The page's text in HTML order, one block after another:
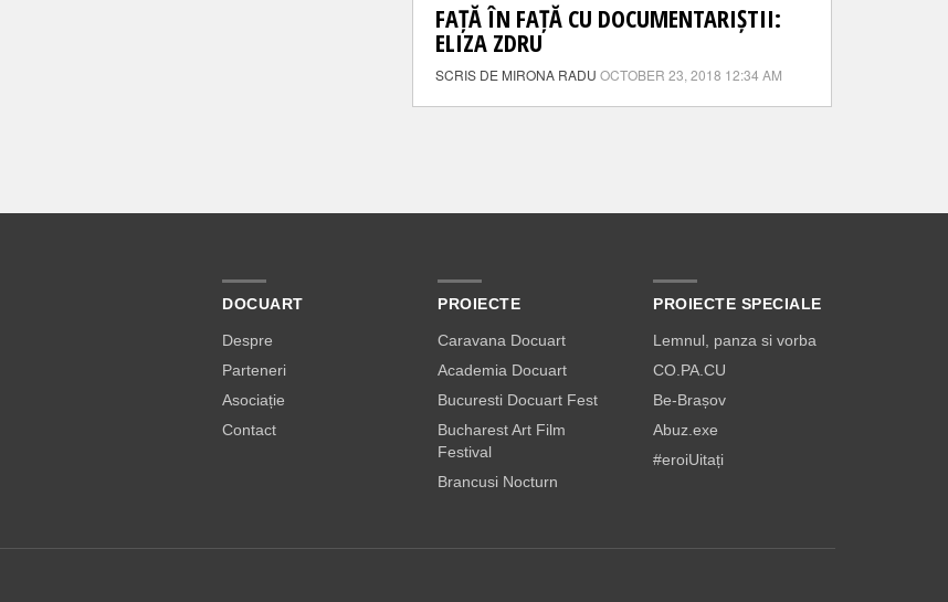
FAȚĂ ÎN FAȚĂ CU DOCUMENTARIȘTII:
ELIZA ZDRU
SCRIS DE MIRONA RADU OCTOBER 23, 2018 12:34 AM
DOCUART
Despre
Parteneri
Asociație
Contact
PROIECTE
Caravana Docuart
Academia Docuart
Bucuresti Docuart Fest
Bucharest Art Film
Festival
Brancusi Nocturn
PROIECTE SPECIALE
Lemnul, panza si vorba
CO.PA.CU
Be-Brașov
Abuz.exe
#eroiUitați